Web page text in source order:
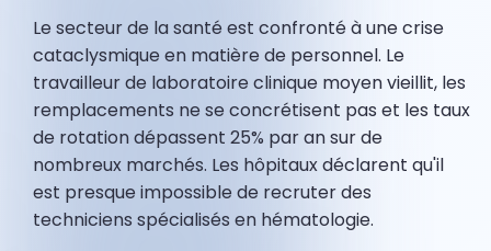
Le secteur de la santé est confronté à une crise
cataclysmique en matière de personnel. Le
travailleur de laboratoire clinique moyen vieillit, les
remplacements ne se concrétisent pas et les taux
de rotation dépassent 25% par an sur de
nombreux marchés. Les hôpitaux déclarent qu'il
est presque impossible de recruter des
techniciens spécialisés en hématologie.